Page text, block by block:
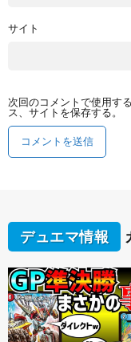
サイト
次回のコメントで使用す
ス、サイトを保存する。
デュエマ情報